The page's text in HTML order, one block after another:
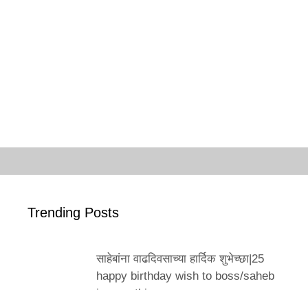
Trending Posts
साहेबांना वाढदिवसाच्या हार्दिक शुभेच्छा|25
happy birthday wish to boss/saheb